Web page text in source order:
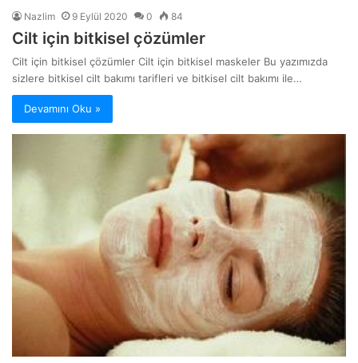
Nazlim 9 Eylül 2020 0 84
Cilt için bitkisel çözümler
Cilt için bitkisel çözümler Cilt için bitkisel maskeler Bu yazımızda
sizlere bitkisel cilt bakımı tarifleri ve bitkisel cilt bakımı ile…
Devamını Oku »